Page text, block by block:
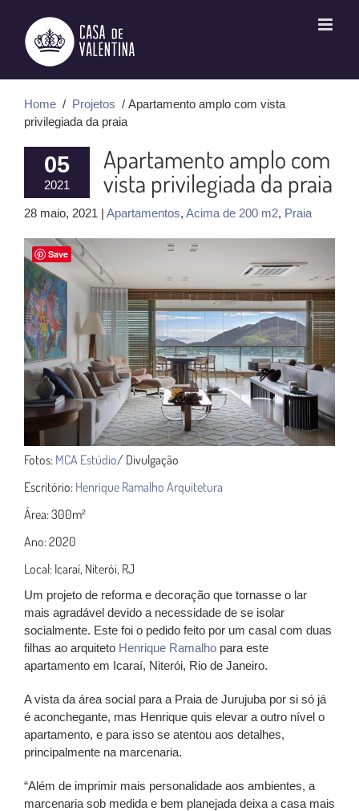
conteúdo
Home / Projetos / Apartamento amplo com vista
privilegiada da praia
05
2021
Apartamento amplo com
vista privilegiada da praia
28 maio, 2021 | Apartamentos, Acima de 200 m2, Praia
Fotos: MCA Estúdio/ Divulgação
Escritório: Henrique Ramalho Arquitetura
Área: 300m²
Ano: 2020
Local: Icaraí, Niterói, RJ
Um projeto de reforma e decoração que tornasse o lar
mais agradável devido a necessidade de se isolar
socialmente. Este foi o pedido feito por um casal com duas
filhas ao arquiteto Henrique Ramalho para este
apartamento em Icaraí, Niterói, Rio de Janeiro.
A vista da área social para a Praia de Jurujuba por si só já
é aconchegante, mas Henrique quis elevar a outro nível o
apartamento, e para isso se atentou aos detalhes,
principalmente na marcenaria.
“Além de imprimir mais personalidade aos ambientes, a
marcenaria sob medida e bem planejada deixa a casa mais
Save